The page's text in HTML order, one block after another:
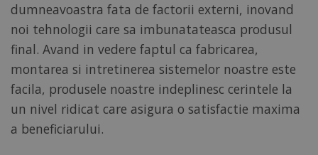
dumneavoastra fata de factorii externi, inovand
noi tehnologii care sa imbunatateasca produsul
final. Avand in vedere faptul ca fabricarea,
montarea si intretinerea sistemelor noastre este
facila, produsele noastre indeplinesc cerintele la
un nivel ridicat care asigura o satisfactie maxima
a beneficiarului.